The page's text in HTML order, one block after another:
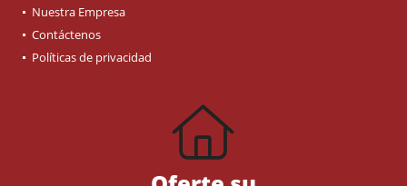
Nuestra Empresa
Contáctenos
Políticas de privacidad